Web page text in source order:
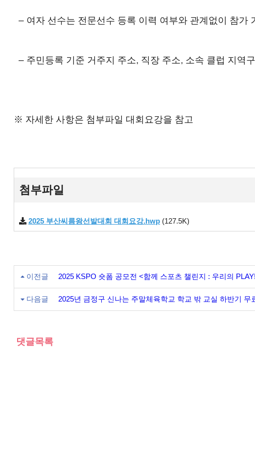
‒ 여자 선수는 전문선수 등록 이력 여부와 관계없이 참가
‒ 주민등록 기준 거주지 주소, 직장 주소, 소속 클럽 지역
※ 자세한 사항은 첨부파일 대회요강을 참고
첨부파일
2025 부산씨름왕선발대회 대회요강.hwp (127.5K)
이전글 2025 KSPO 숏폼 공모전 <함께 스포츠 챌린지 : 우리의
다음글 2025년 금정구 신나는 주말체육학교 학교 밖 교실 하반기 무
댓글목록